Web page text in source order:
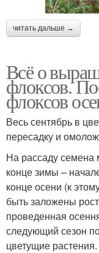
читать дальше →
Всё о
флоксов.
флоксов
Весь сентябрь в
пересадку и
На рассаду семена
конце зимы –
конце осени (к
быть заложены
проведенная
следующий сезон
цветущие растения.